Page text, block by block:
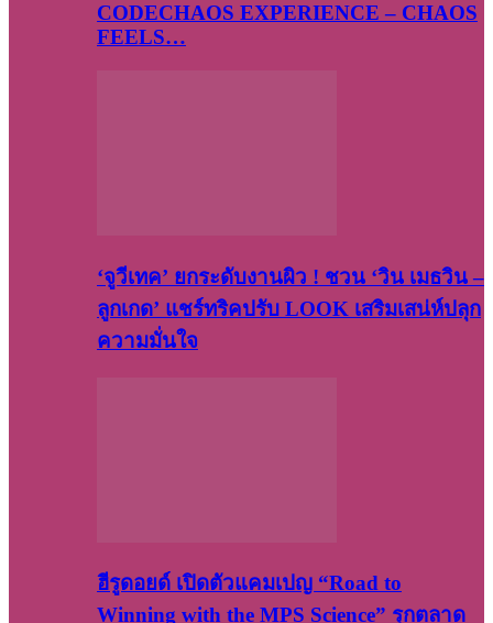
CODECHAOS EXPERIENCE – CHAOS
FEELS…
‘จูวีเทค’ ยกระดับงานผิว ! ชวน ‘วิน เมธวิน –
ลูกเกด’ แชร์ทริคปรับ LOOK เสริมเสน่ห์ปลุก
ความมั่นใจ
ฮีรูดอยด์ เปิดตัวแคมเปญ “Road to
Winning with the MPS Science” รุกตลาด